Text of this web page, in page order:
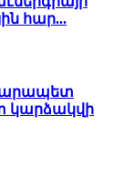
հար...
Կարապետ
կարձակվի